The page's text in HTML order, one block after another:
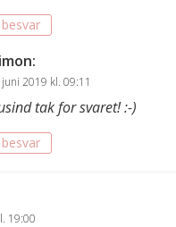
besvar
:
2019 kl. 09:11
tak for svaret! :-)
besvar
19:00